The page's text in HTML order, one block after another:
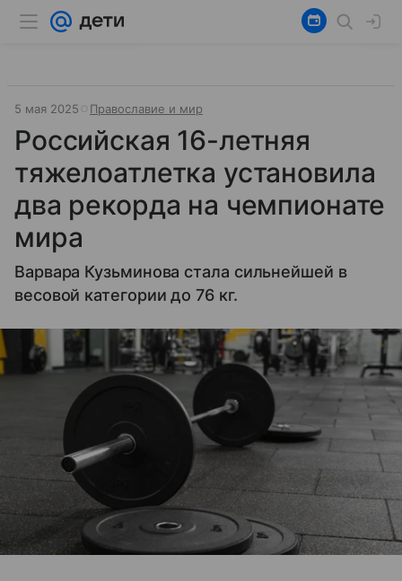
5 мая 2025 Православие и мир
Российская 16-летняя
тяжелоатлетка установила
два рекорда на чемпионате
мира
Варвара Кузьминова стала сильнейшей в
весовой категории до 76 кг.